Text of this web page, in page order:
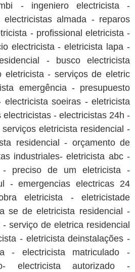
- ingeniero electricista -
almada - reparos
- profissional eletricista -
electricista - eletricista lapa -
- busco electricista
eletricista - serviços de eletric
emergência - presupuesto
electricista soeiras - eletricista
- electricistas 24h -
eletricista residencial -
residencial - orçamento de
industriales- eletricista abc -
- preciso de um eletricista -
- emergencias electricas 24
eletricista - eletricistade
se de eletricista residencial -
serviço de eletrica residencial
- eletricista deinstalações -
- electricista matriculado -
electricista autorizado -